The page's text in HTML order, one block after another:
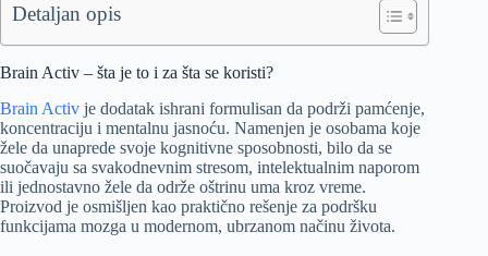
Detaljan opis
Brain Activ – šta je to i za šta se koristi?
Brain Activ je dodatak ishrani formulisan da podrži pamćenje,
koncentraciju i mentalnu jasnoću. Namenjen je osobama koje
žele da unaprede svoje kognitivne sposobnosti, bilo da se
suočavaju sa svakodnevnim stresom, intelektualnim naporom
ili jednostavno žele da održe oštrinu uma kroz vreme.
Proizvod je osmišljen kao praktično rešenje za podršku
funkcijama mozga u modernom, ubrzanom načinu života.